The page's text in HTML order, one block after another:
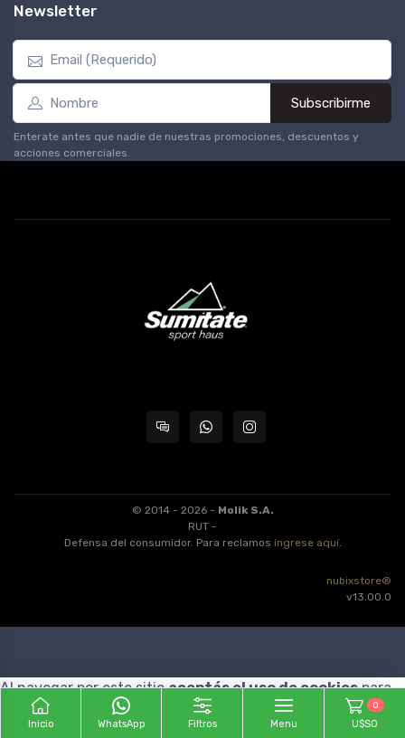
Newsletter
Subscribirme
Enterate antes que nadie de nuestras promociones, descuentos y
acciones comerciales.
© 2014 - 2026 - Molik S.A.
RUT -
Defensa del consumidor. Para reclamos ingrese aquí.
nubixstore®
v13.00.0
Inicio WhatsApp Filtros Menu
0
U$S0
Al navegar por este sitioaceptás el uso de cookiespara
agilizar tu experiencia de compra.
ENTENDIDO